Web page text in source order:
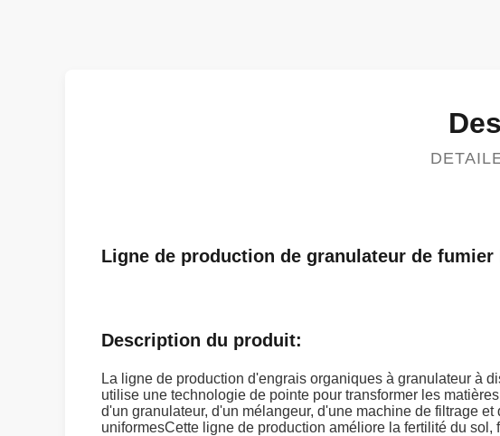
Ligne de production de granulateur de
Description du produit:
La ligne de production d'engrais organiques à granulateur à
utilise une technologie de pointe pour transformer les
d'un granulateur, d'un mélangeur, d'une machine de filtrage
uniformesCette ligne de production améliore la fertilité du